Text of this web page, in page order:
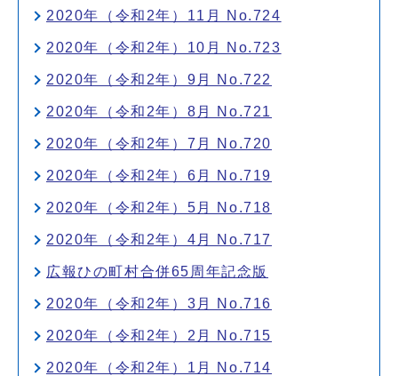
2020年（令和2年）11月 No.724
2020年（令和2年）10月 No.723
2020年（令和2年）9月 No.722
2020年（令和2年）8月 No.721
2020年（令和2年）7月 No.720
2020年（令和2年）6月 No.719
2020年（令和2年）5月 No.718
2020年（令和2年）4月 No.717
広報ひの町村合併65周年記念版
2020年（令和2年）3月 No.716
2020年（令和2年）2月 No.715
2020年（令和2年）1月 No.714